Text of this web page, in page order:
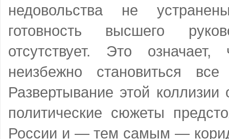
недовольства не
готовность высшего
отсутствует. Это
неизбежно становиться
Развертывание этой коллизии
политические сюжеты
России и — тем самым —